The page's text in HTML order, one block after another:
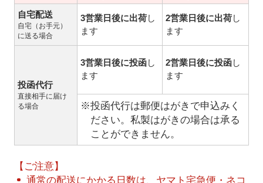
自宅配送
自宅（お手元）
に送る場合
3営業日後に出荷し
ます
2営業日後に出荷し
ます
投函代行
直接相手に届け
る場合
3営業日後に投函し
ます
2営業日後に投函し
ます
※投函代行は郵便はがきで申込みく
ださい。私製はがきの場合は承る
ことができません。
【ご注意】
通常の配送にかかる日数は、ヤマト宅急便・ネコ